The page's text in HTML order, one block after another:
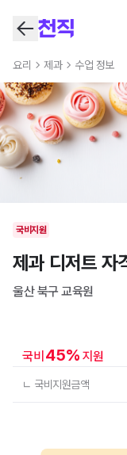
요리 제과 수업 정보
국비지원
제과 디저트 자
울산 북구 교육원
국비 45% 지원
ㄴ 국비지원금액